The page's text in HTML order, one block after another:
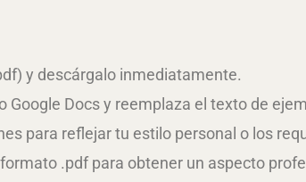
y descárgalo inmediatamente.
Google Docs y reemplaza el texto de
para reflejar tu estilo personal o los
.pdf para obtener un aspecto